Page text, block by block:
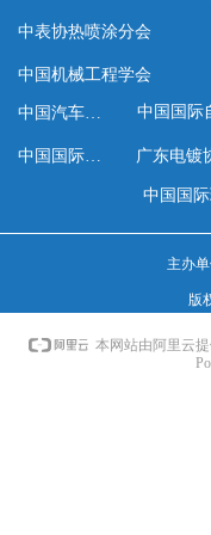
主办
版
中表协热喷涂分会
中国机械工程学会
中国汽车工程学会
中国国际涂料博览会 广东电镀
中国国
本网站由阿里云